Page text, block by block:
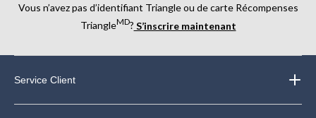
Vous n’avez pas d’identifiant Triangle ou de carte Récompenses
TriangleMD? S’inscrire maintenant
Service Client